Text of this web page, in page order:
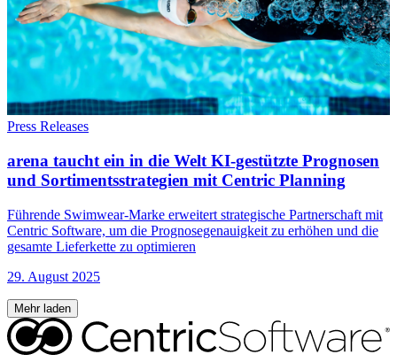
Press Releases
arena taucht ein in die Welt KI-gestützte Prognosen
und Sortimentsstrategien mit Centric Planning
Führende Swimwear-Marke erweitert strategische Partnerschaft mit
Centric Software, um die Prognosegenauigkeit zu erhöhen und die
gesamte Lieferkette zu optimieren
29. August 2025
Mehr laden